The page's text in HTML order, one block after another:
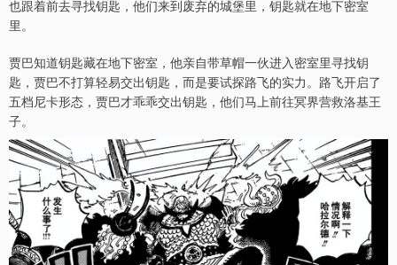
也跟着前去寻找钥匙，他们来到废弃的城堡里，钥匙就在地下密室
里。
贾巴知道钥匙藏在地下密室，他亲自带草帽一伙进入密室里寻找钥
匙，贾巴不打算轻易交出钥匙，而是要试探路飞的实力。路飞开启了
五档尼卡形态，贾巴才乖乖交出钥匙，他们马上前往冥界营救洛基王
子。